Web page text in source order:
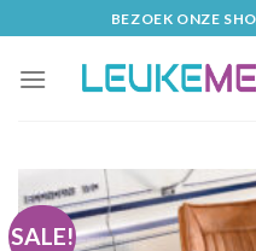
to
content
BEZOEK ONZE
SALE!